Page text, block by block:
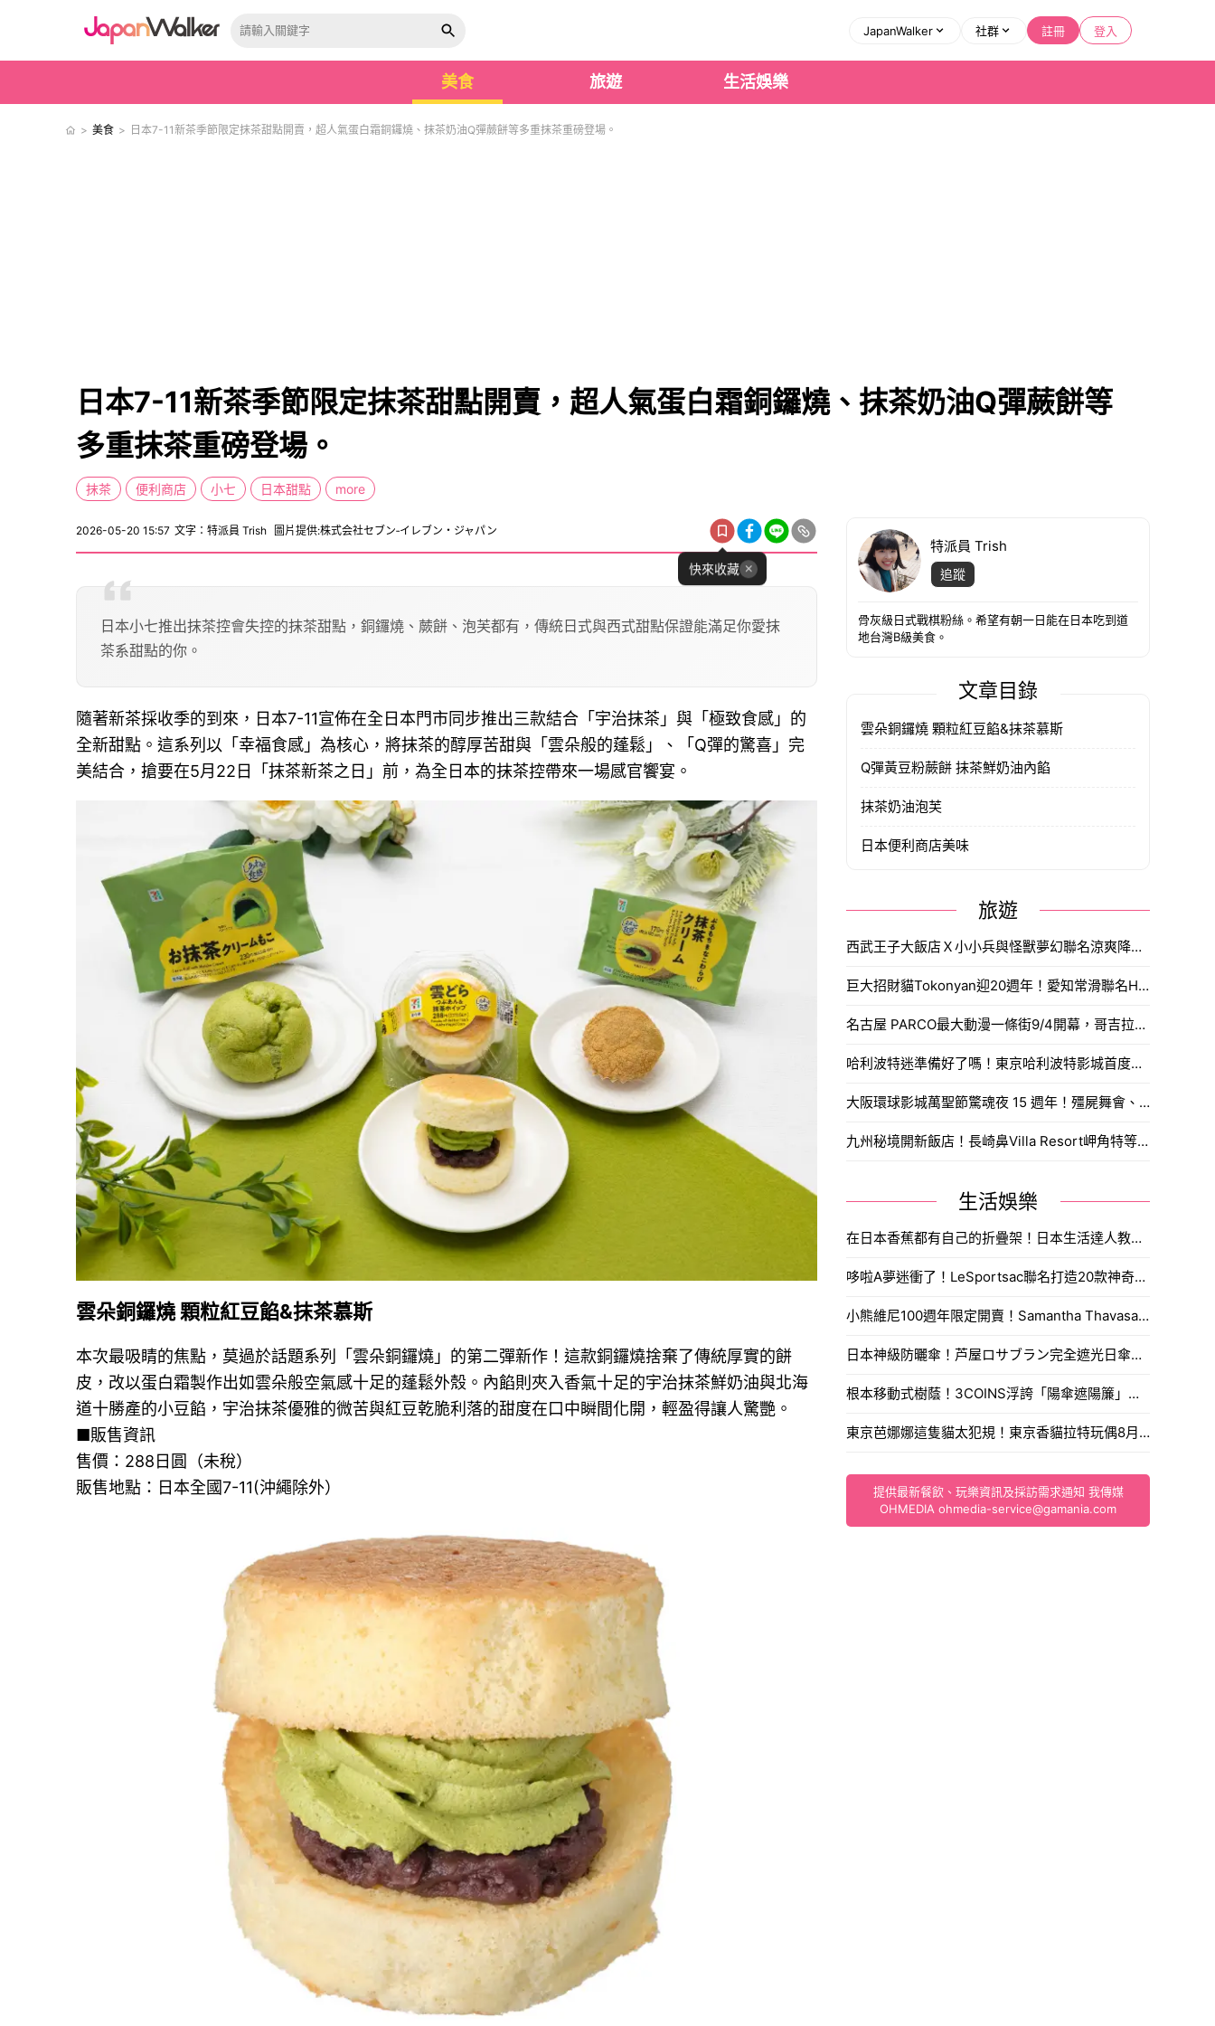
JapanWalker 社群 註冊 登入
美食 旅遊 生活娛樂
> 美食 > 日本7-11新茶季節限定抹茶甜點開賣，超人氣蛋白霜銅鑼燒、抹茶奶油Q彈蕨餅等多重抹茶重磅登場。
日本7-11新茶季節限定抹茶甜點開賣，超人氣蛋白霜銅鑼燒、抹茶奶油Q彈蕨餅等
多重抹茶重磅登場。
抹茶 便利商店 小七 日本甜點 more
2026-05-20 15:57 文字：特派員 Trish 圖片提供:株式会社セブン‐イレブン・ジャパン
快來收藏
日本小七推出抹茶控會失控的抹茶甜點，銅鑼燒、蕨餅、泡芙都有，傳統日式與西式甜點保證能滿足你愛抹
茶系甜點的你。
隨著新茶採收季的到來，日本7-11宣佈在全日本門市同步推出三款結合「宇治抹茶」與「極致食感」的
全新甜點。這系列以「幸福食感」為核心，將抹茶的醇厚苦甜與「雲朵般的蓬鬆」、「Q彈的驚喜」完
美結合，搶要在5月22日「抹茶新茶之日」前，為全日本的抹茶控帶來一場感官饗宴。
雲朵銅鑼燒 顆粒紅豆餡&抹茶慕斯
本次最吸睛的焦點，莫過於話題系列「雲朵銅鑼燒」的第二彈新作！這款銅鑼燒捨棄了傳統厚實的餅
皮，改以蛋白霜製作出如雲朵般空氣感十足的蓬鬆外殼。內餡則夾入香氣十足的宇治抹茶鮮奶油與北海
道十勝產的小豆餡，宇治抹茶優雅的微苦與紅豆乾脆利落的甜度在口中瞬間化開，輕盈得讓人驚艷。
■販售資訊
售價：288日圓（未稅）
販售地點：日本全國7-11(沖繩除外）
特派員 Trish
追蹤
骨灰級日式戰棋粉絲。希望有朝一日能在日本吃到道
地台灣B級美食。
文章目錄
雲朵銅鑼燒 顆粒紅豆餡&抹茶慕斯
Q彈黃豆粉蕨餅 抹茶鮮奶油內餡
抹茶奶油泡芙
日本便利商店美味
旅遊
西武王子大飯店Ｘ小小兵與怪獸夢幻聯名涼爽降臨，主題包房、雙層下午茶與爆漿香蕉蒙布朗，日本渡假消暑好選擇。
巨大招財貓Tokonyan迎20週年！愛知常滑聯名Hello Kitty與中部機場推出限定周邊與夜間點燈。
名古屋 PARCO最大動漫一條街9/4開幕，哥吉拉、假面騎士、海賊王全都來了，打造出動漫迷天堂。
哈利波特迷準備好了嗎！東京哈利波特影城首度舉辦萬聖節特別企劃「黑魔法萬聖節」，9/ 10開跑。
大阪環球影城萬聖節驚魂夜 15 週年！殭屍舞會、貞子詛咒、鏈鋸人9/10開跑。
九州秘境開新飯店！長崎鼻Villa Resort岬角特等席、滿天星空、一開窗就是向日葵花海，開幕限定8折只到9月底。
生活娛樂
在日本香蕉都有自己的折疊架！日本生活達人教你多一步驟多放一星期。
哆啦A夢迷衝了！LeSportsac聯名打造20款神奇道具包，時光機透明包與東京表参道快閃店搶先看。
小熊維尼100週年限定開賣！Samantha Thavasa推出懷舊刺繡包與蜂蜜寶石吊飾，搶購攻略一次看。
日本神級防曬傘！芦屋ロサブラン完全遮光日傘推新色蜜桃柔粉，體感降溫11度涼爽迎夏。
根本移動式樹蔭！3COINS浮誇「陽傘遮陽簾」爆紅，遮光率99.9%連手肘都能完美防曬。
東京芭娜娜這隻貓太犯規！東京香貓拉特玩偶8月1日開賣入手通路售價大公開。
提供最新餐飲、玩樂資訊及採訪需求通知 我傳媒
OHMEDIA ohmedia-service@gamania.com